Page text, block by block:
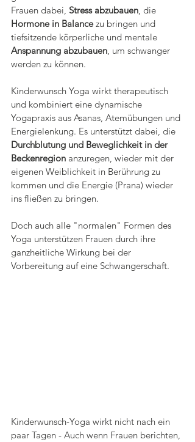
Frauen dabei, Stress abzubauen, die
Hormone in Balance zu bringen und
tiefsitzende körperliche und mentale
Anspannung abzubauen, um schwanger
werden zu können.
Kinderwunsch Yoga wirkt therapeutisch
und kombiniert eine dynamische
Yogapraxis aus Asanas, Atemübungen und
Energielenkung. Es unterstützt dabei, die
Durchblutung und Beweglichkeit in der
Beckenregion anzuregen, wieder mit der
eigenen Weiblichkeit in Berührung zu
kommen und die Energie (Prana) wieder
ins fließen zu bringen.
Doch auch alle "normalen" Formen des
Yoga unterstützen Frauen durch ihre
ganzheitliche Wirkung bei der
Vorbereitung auf eine Schwangerschaft.
Kinderwunsch-Yoga wirkt nicht nach ein
paar Tagen - Auch wenn Frauen berichten,